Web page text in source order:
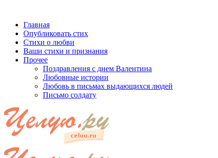
Главная
Опубликовать стих
Стихи о любви
Ваши стихи и признания
Прочее
Поздравления с днем Валентина
Любовные истории
Любовь в письмах выдающихся людей
Письмо солдату